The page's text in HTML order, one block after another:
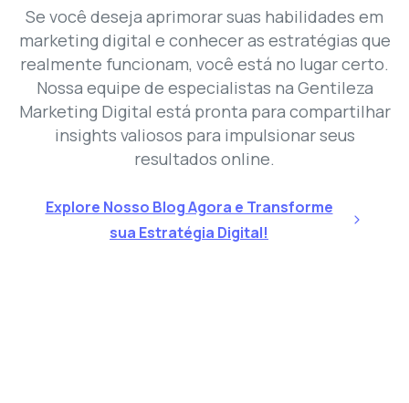
Se você deseja aprimorar suas habilidades em
marketing digital e conhecer as estratégias que
realmente funcionam, você está no lugar certo.
Nossa equipe de especialistas na Gentileza
Marketing Digital está pronta para compartilhar
insights valiosos para impulsionar seus
resultados online.
Explore Nosso Blog Agora e Transforme
sua Estratégia Digital!